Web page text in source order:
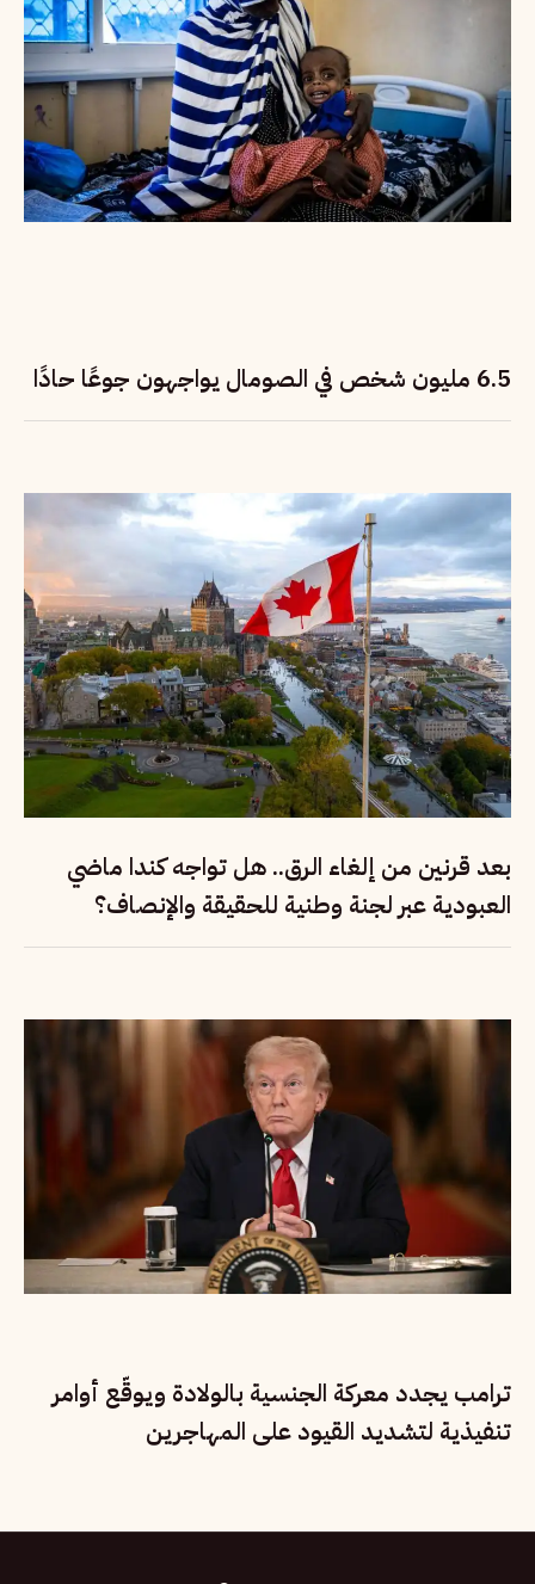
6.5 مليون شخص في الصومال يواجهون جوعًا حادًا
بعد قرنين من إلغاء الرق.. هل تواجه كندا ماضي
العبودية عبر لجنة وطنية للحقيقة والإنصاف؟
ترامب يجدد معركة الجنسية بالولادة ويوقّع أوامر
تنفيذية لتشديد القيود على المهاجرين